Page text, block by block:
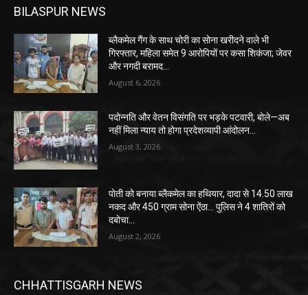
BILASPUR NEWS
ब्लैकमेल गैंग के साथ चोरी का सोना खरीदने वाले भी
गिरफ्तार, महिला समेत 9 आरोपियों पर कसा शिकंजा; जेवर
और नगदी बरामद…
August 6, 2026
पदोन्नति और वेतन विसंगति पर भड़के पटवारी, बोले—अब
नहीं मिला न्याय तो होगा प्रदेशव्यापी आंदोलन…
August 3, 2026
पोती को बनाया ब्लैकमेल का हथियार, दादा से 14.50 लाख
नकद और 450 ग्राम सोना ऐंठा… पुलिस ने 4 शातिरों को
दबोचा…
August 2, 2026
CHHATTISGARH NEWS